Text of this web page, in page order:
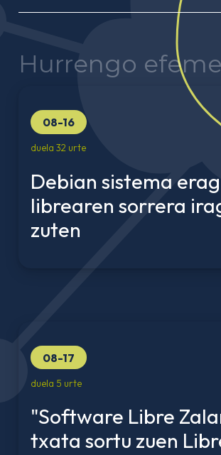
Hurrengo
08-16
duela 32 urte
Debian sistema
librearen sorrera
zuten
08-17
duela 5 urte
"Software Libre
txata sortu zuen